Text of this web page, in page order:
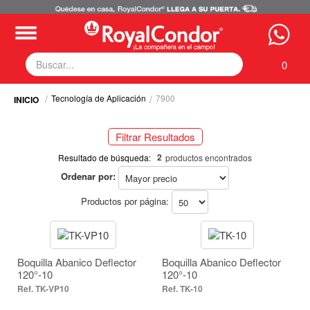
0
Fumigadoras
Respuestos y Accesorios
Tecnología de Aplicación
Zona Pecuaria
Tecnología de Aplicación 7900
Selecciona tus filtros
Fungicidas / Contacto (2)
Insecticidas / Contacto (2)
Insecticidas / Sistémico (2)
TECNOLOGÍA DE APLICACIÓN
Boquillas (2)
Producto a Aplicar / Modo de Acción
Fungicidas / Contacto (2)
Fungicidas / Sistémico (2)
Insecticidas / Contacto (2)
Filtrar Resultados
Resultado de búsqueda: 2 productos encontrados
Ordenar por:
Productos por página:
Boquilla Abanico Deflector
120°-10
TK-VP10
Boquilla Abanico Deflector
120°-10
TK-10